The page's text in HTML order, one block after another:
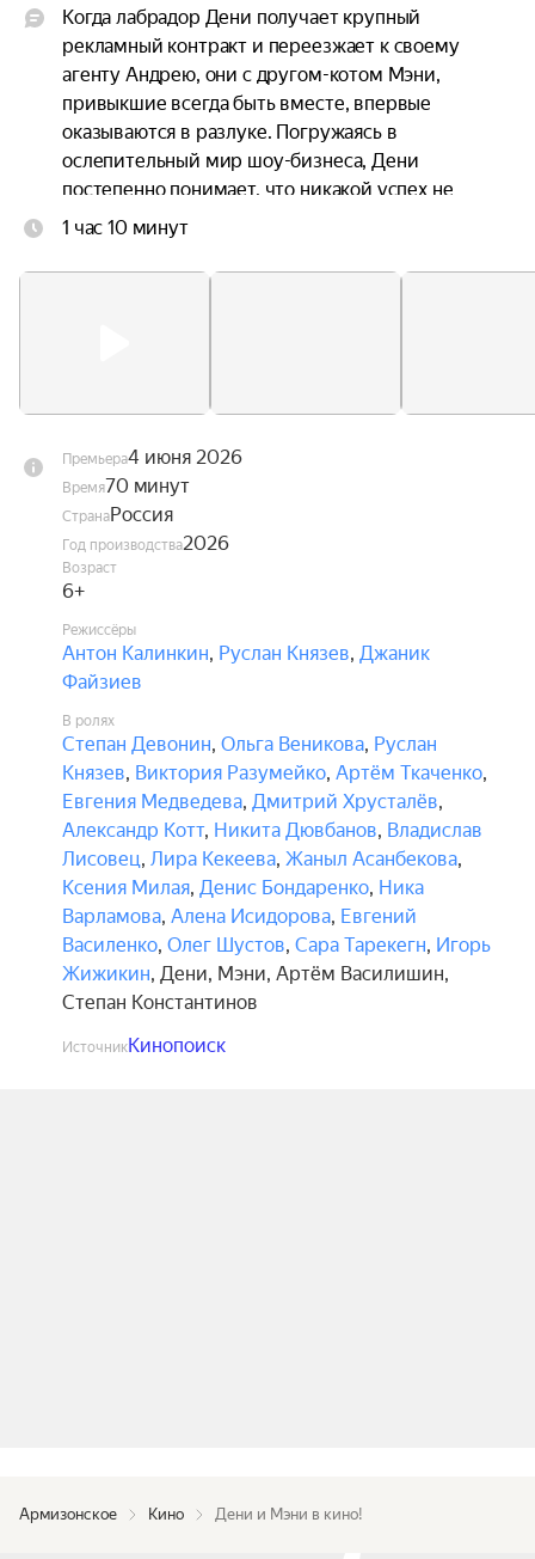
Когда лабрадор Дени получает крупный
рекламный контракт и переезжает к своему
агенту Андрею, они с другом-котом Мэни,
привыкшие всегда быть вместе, впервые
оказываются в разлуке. Погружаясь в
ослепительный мир шоу-бизнеса, Дени
постепенно понимает, что никакой успех не
способен заменить семью, а искренность ценнее
переживает кризис в отношениях с невестой, и
1 час 10 минут
Премьера4 июня 2026
Время70 минут
СтранаРоссия
Год производства2026
Возраст
6+
Режиссёры
Антон Калинкин, Руслан Князев, Джаник
Файзиев
В ролях
Степан Девонин, Ольга Веникова, Руслан
Князев, Виктория Разумейко, Артём Ткаченко,
Евгения Медведева, Дмитрий Хрусталёв,
Александр Котт, Никита Дювбанов, Владислав
Лисовец, Лира Кекеева, Жаныл Асанбекова,
Ксения Милая, Денис Бондаренко, Ника
Варламова, Алена Исидорова, Евгений
Василенко, Олег Шустов, Сара Тарекегн, Игорь
Жижикин, Дени, Мэни, Артём Василишин,
Степан Константинов
ИсточникКинопоиск
Армизонское Кино Дени и Мэни в кино!